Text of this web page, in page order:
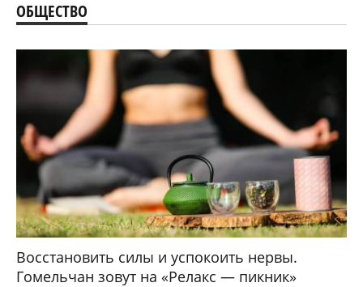
ОБЩЕСТВО
Восстановить силы и успокоить нервы.
Гомельчан зовут на «Релакс — пикник»